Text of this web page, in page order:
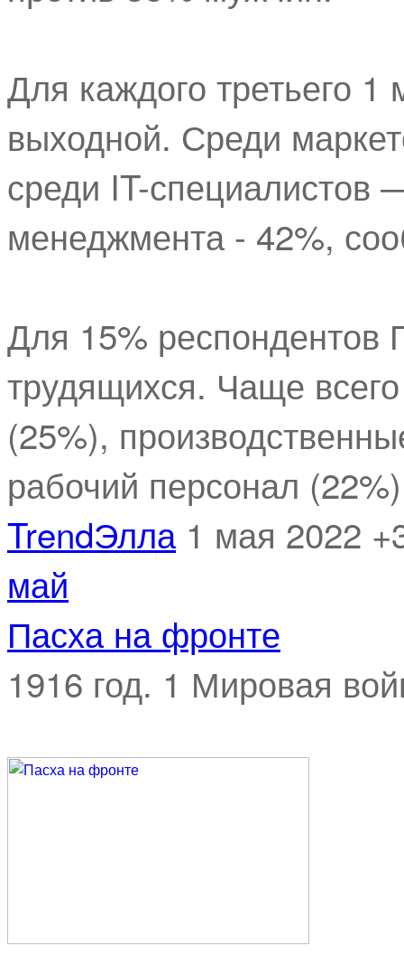
Для каждого третьего
выходной. Среди
среди IT-
менеджмента - 42%,
Для 15% респондентов
трудящихся. Чаще
(25%),
рабочий персонал
TrendЭлла 1 мая 2022
май
Пасха на фронте
1916 год. 1 Мировая